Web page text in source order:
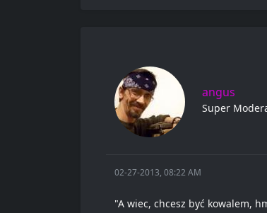
angus
Super
02-27-2013, 08:22 AM
"A wiec, chcesz być kowalem,